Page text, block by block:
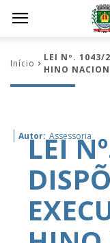
Início
LEI Nº. 1043/
HINO
Autor: Assessoria
LEI